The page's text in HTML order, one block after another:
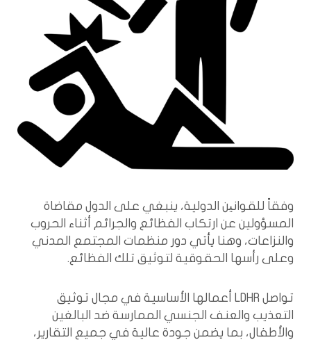
وفقاً للقوانین الدولية، ينبغي على الدول مقاضاة
المسؤولين عن ارتكاب الفظائع والجرائم أثناء الحروب
والنزاعات، وهنا يأتي دور منظمات المجتمع المدني
وعلى رأسها الحقوقية لتوثيق تلك الفظائع.
تواصل LDHR أعمالها الأساسية في مجال توثيق
التعذيب والعنف الجنسي الممارسة ضد البالغين
والأطفال، بما يضمن جودة عالية في جميع التقارير،